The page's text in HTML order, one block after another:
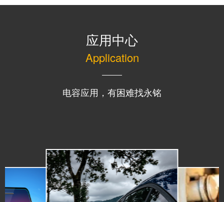
应用中心
Application
电容应用，有困难找永铭
MORE+ MORE+
无人机
MORE+